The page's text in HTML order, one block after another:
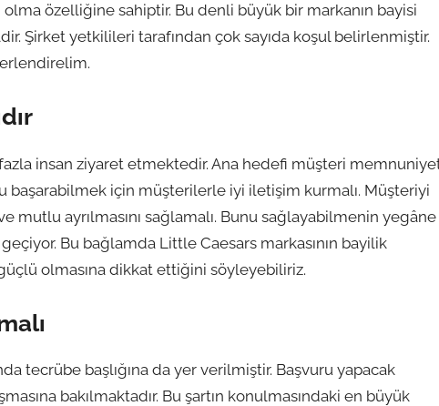
özelliğine sahiptir. Bu denli büyük bir markanın bayisi
Şirket yetkilileri tarafından çok sayıda koşul belirlenmiştir.
insan ziyaret etmektedir. Ana hedefi müşteri
için müşterilerle iyi iletişim kurmalı. Müşteriyi
mutlu ayrılmasını sağlamalı. Bunu sağlayabilmenin yegâne
Bu bağlamda Little Caesars markasının bayilik
olmasına dikkat ettiğini söyleyebiliriz.
tecrübe başlığına da yer verilmiştir. Başvuru yapacak
bakılmaktadır. Bu şartın konulmasındaki en büyük